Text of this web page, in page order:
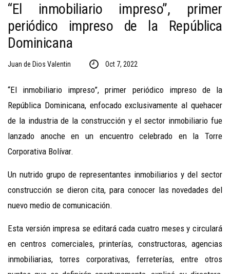
“El inmobiliario impreso”, primer
periódico impreso de la República
Dominicana
Juan de Dios Valentin Oct 7, 2022
“El inmobiliario impreso”, primer periódico impreso de la
República Dominicana, enfocado exclusivamente al quehacer
de la industria de la construcción y el sector inmobiliario fue
lanzado anoche en un encuentro celebrado en la Torre
Corporativa Bolívar.
Un nutrido grupo de representantes inmobiliarios y del sector
construcción se dieron cita, para conocer las novedades del
nuevo medio de comunicación.
Esta versión impresa se editará cada cuatro meses y circulará
en centros comerciales, printerías, constructoras, agencias
inmobiliarias, torres corporativas, ferreterías, entre otros